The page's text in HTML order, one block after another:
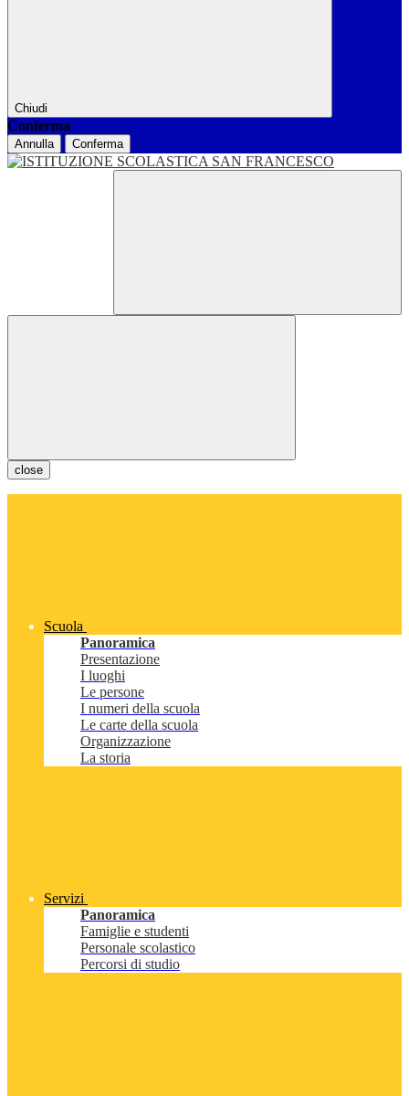
Chiudi
Conferma
Annulla Conferma
close
Scuola
Panoramica
Presentazione
I luoghi
Le persone
I numeri della scuola
Le carte della scuola
Organizzazione
La storia
Servizi
Panoramica
Famiglie e studenti
Personale scolastico
Percorsi di studio